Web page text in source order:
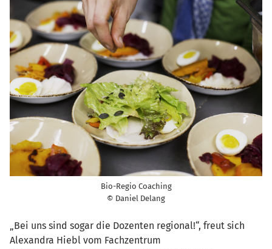
Bio-Regio Coaching
© Daniel Delang
„Bei uns sind sogar die Dozenten regional!“, freut sich
Alexandra Hiebl vom Fachzentrum